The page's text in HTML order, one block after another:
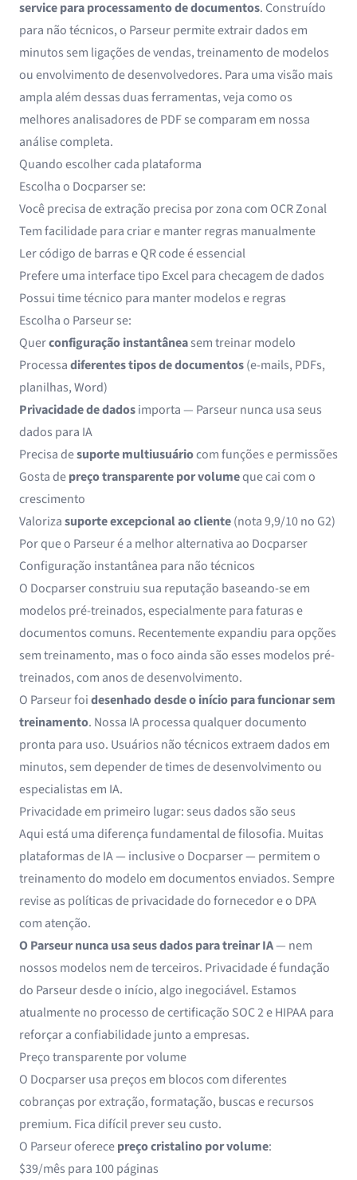
service para processamento de documentos. Construído
para não técnicos, o Parseur permite extrair dados em
minutos sem ligações de vendas, treinamento de modelos
ou envolvimento de desenvolvedores. Para uma visão mais
ampla além dessas duas ferramentas, veja como os
melhores analisadores de PDFse comparam em nossa
análise completa.
Quando escolher cada plataforma
Escolha o Docparser se:
Você precisa de extração precisa por zona com OCR Zonal
Tem facilidade para criar e manter regras manualmente
Ler código de barras e QR code é essencial
Prefere uma interface tipo Excel para checagem de dados
Possui time técnico para manter modelos e regras
Escolha o Parseur se:
Querconfiguração instantâneasem treinar modelo
Processadiferentes tipos de documentos(e-mails, PDFs,
planilhas, Word)
Privacidade de dadosimporta — Parseur nunca usa seus
dados para IA
Precisa desuporte multiusuáriocom funções e permissões
Gosta depreço transparente por volumeque cai com o
crescimento
Valorizasuporte excepcional ao cliente(nota 9,9/10 no G2)
Por que o Parseur é a melhor alternativa ao Docparser
Configuração instantânea para não técnicos
O Docparser construiu sua reputação baseando-se em
modelos pré-treinados, especialmente para faturas e
documentos comuns. Recentemente expandiu para opções
sem treinamento, mas o foco ainda são esses modelos pré-
treinados, com anos de desenvolvimento.
O Parseur foidesenhado desde o início para funcionar sem
treinamento. Nossa IA processa qualquer documento
pronta para uso. Usuários não técnicos extraem dados em
minutos, sem depender de times de desenvolvimento ou
especialistas em IA.
Privacidade em primeiro lugar: seus dados são seus
Aqui está uma diferença fundamental de filosofia. Muitas
plataformas de IA — inclusive o Docparser — permitem o
treinamento do modelo em documentos enviados. Sempre
revise as políticas de privacidade do fornecedor e o DPA
com atenção.
O Parseur nunca usa seus dados para treinar IA— nem
nossos modelos nem de terceiros. Privacidade é fundação
do Parseur desde o início, algo inegociável. Estamos
atualmente no processo de certificação SOC 2 e HIPAA para
reforçar a confiabilidade junto a empresas.
Preço transparente por volume
O Docparser usa preços em blocos com diferentes
cobranças por extração, formatação, buscas e recursos
premium. Fica difícil prever seu custo.
O Parseur oferecepreço cristalino por volume:
$39/mês para 100 páginas